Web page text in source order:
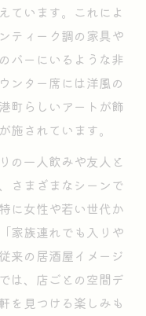
巡りのポイント
独自の個性とは
らしい体験
化を満喫
過ごす贅沢な時
生む特別な空気
の融合を体感
を同時に楽しむ
り成す横浜散策
たいルール
ています。これによ
ティーク調の家具や
バーにいるような非
ンター席には洋風の
町らしいアートが飾
施されています。
の一人飲みや友人と
さまざまなシーンで
に女性や若い世代か
家族連れでも入りや
来の居酒屋イメージ
は、店ごとの空間デ
を見つける楽しみも